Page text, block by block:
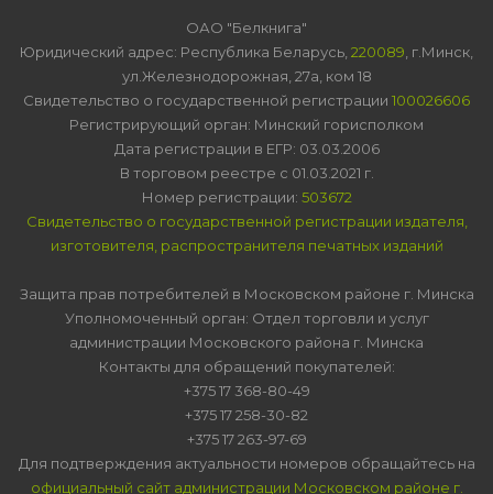
ОАО "Белкнига"
Юридический адрес: Республика Беларусь, 220089 , г.Минск,
ул.Железнодорожная, 27а, ком 18
Свидетельство о государственной регистрации 100026606
Регистрирующий орган: Минский горисполком
Дата регистрации в ЕГР: 03.03.2006
В торговом реестре с 01.03.2021 г.
Номер регистрации: 503672
Свидетельство о государственной регистрации издателя,
изготовителя, распространителя печатных изданий
Защита прав потребителей в Московском районе г. Минска
Уполномоченный орган: Отдел торговли и услуг
администрации Московского района г. Минска
Контакты для обращений покупателей:
+375 17 368-80-49
+375 17 258-30-82
+375 17 263-97-69
Для подтверждения актуальности номеров обращайтесь на
официальный сайт администрации Московском районе г.